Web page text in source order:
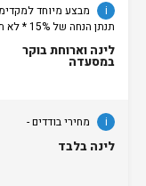
i
תנתן
מחירי בודדים -
לינה וארוחת בוקר
במסעדה
i מחירי בודדים -
לינה בלבד